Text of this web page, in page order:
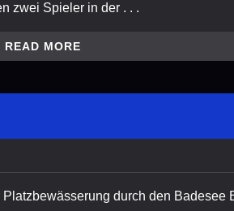
zwei Spieler in der . . .
READ MORE
durch den Badesee